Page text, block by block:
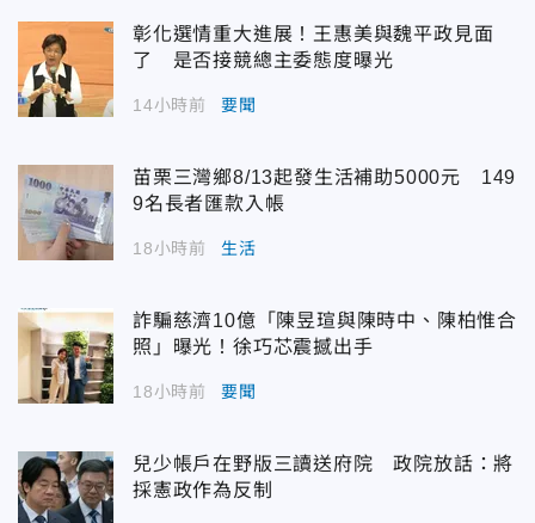
彰化選情重大進展！王惠美與魏平政見面
了 是否接競總主委態度曝光
14小時前 要聞
苗栗三灣鄉8/13起發生活補助5000元 149
9名長者匯款入帳
18小時前 生活
詐騙慈濟10億「陳昱瑄與陳時中、陳柏惟合
照」曝光！徐巧芯震撼出手
18小時前 要聞
兒少帳戶在野版三讀送府院 政院放話：將
採憲政作為反制